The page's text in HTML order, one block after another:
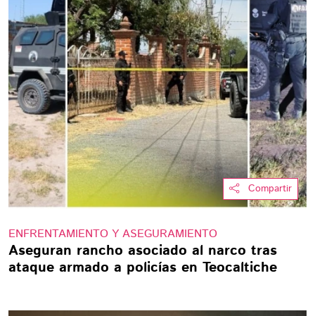
Compartir
ENFRENTAMIENTO Y ASEGURAMIENTO
Aseguran rancho asociado al narco tras
ataque armado a policías en Teocaltiche